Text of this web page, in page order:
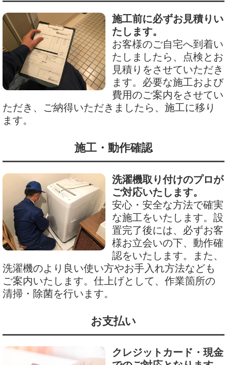
施工前に必ずお見積りい
たします。
お客様のご自宅へ到着い
たしましたら、点検とお
見積りをさせていただき
ます。必要な施工および
費用のご案内をさせてい
ただき、ご納得いただきましたら、施工に移り
ます。
施工・動作確認
洗濯機取り付けのプロが
ご対応いたします。
安心・安全な方法で確実
な施工をいたします。設
置完了後には、必ずお客
様お立会いの下、動作確
認をいたします。また、
洗濯機のより良い使い方やお手入れ方法なども
ご案内いたします。仕上げとして、作業箇所の
清掃・除菌を行います。
お支払い
クレジットカード・現金